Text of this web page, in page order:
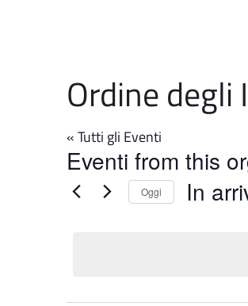
Ordine degli
« Tutti gli Eventi
Eventi from this
Oggi In